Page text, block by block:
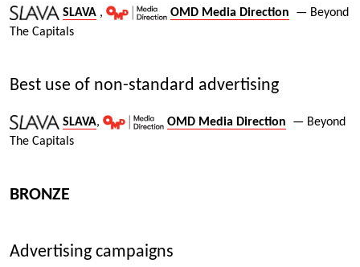
SLAVA , OMD Media Direction
— Beyond
The Capitals
Best use of non-standard advertising
SLAVA, OMD Media Direction
— Beyond
The Capitals
BRONZE
Advertising campaigns